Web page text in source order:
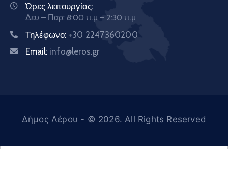
Ώρες λειτουργίας:
Δευ – Παρ: 8:00 π.μ – 2:30 π.μ
Τηλέφωνο: +30 2247360200
Email: info@leros.gr
Δήμος Λέρου - © 2026. All Rights Reserved